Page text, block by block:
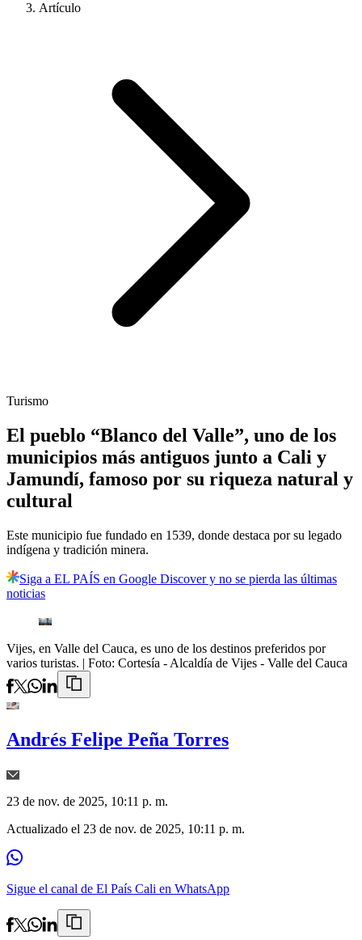
Artículo
Turismo
El pueblo “Blanco del Valle”, uno de los
municipios más antiguos junto a Cali y
Jamundí, famoso por su riqueza natural y
cultural
Este municipio fue fundado en 1539, donde destaca por su legado
indígena y tradición minera.
Siga a EL PAÍS en Google Discover y no se pierda las últimas
noticias
Vijes, en Valle del Cauca, es uno de los destinos preferidos por
varios turistas. | Foto: Cortesía - Alcaldía de Vijes - Valle del Cauca
Andrés Felipe Peña Torres
23 de nov. de 2025, 10:11 p. m.
Actualizado el 23 de nov. de 2025, 10:11 p. m.
Sigue el canal de El País Cali en WhatsApp